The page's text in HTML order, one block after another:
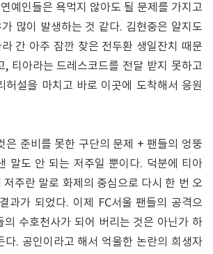
예인들은 욕먹지 않아도 될 문제를 가지고
많이 발생하는 것 같다. 김현중은 알지도
간 아주 잠깐 찾은 전두환 생일잔치 때문
, 티아라는 드레스코드를 전달 받지 못하고
허설을 마치고 바로 이곳에 도착해서 응원
은 준비를 못한 구단의 문제 + 팬들의 엉뚱
말도 안 되는 저주일 뿐이다. 덕분에 티아
저주란 말로 화제의 중심으로 다시 한 번 오
과가 되었다. 이제 FC서울 팬들의 공격으
의 수호천사가 되어 버리는 것은 아닌가 하
다. 공인이라고 해서 억울한 논란의 희생자